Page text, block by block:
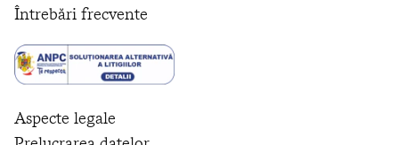
Întrebări frecvente
Aspecte legale